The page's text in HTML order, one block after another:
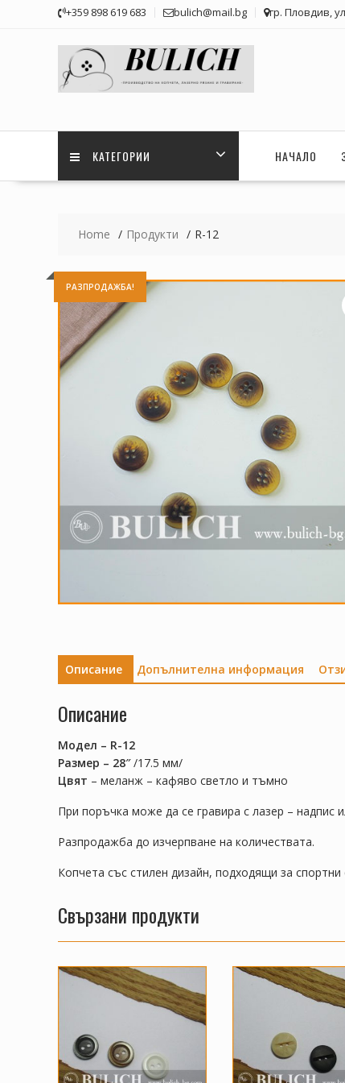
+359 898 619 683 bulich@mail.bg гр. Пловдив,
КАТЕГОРИИ НАЧАЛО
Home Продукти R-12
РАЗПРОДАЖБА!
Описание Допълнителна информация
Описание
Модел – R-12
Размер – 28″/17.5 мм/
Цвят – меланж – кафяво светло и тъмно
При поръчка може да се гравира с лазер – надпис
Разпродажба до изчерпване на количествата.
Копчета със стилен дизайн, подходящи за
Свързани продукти